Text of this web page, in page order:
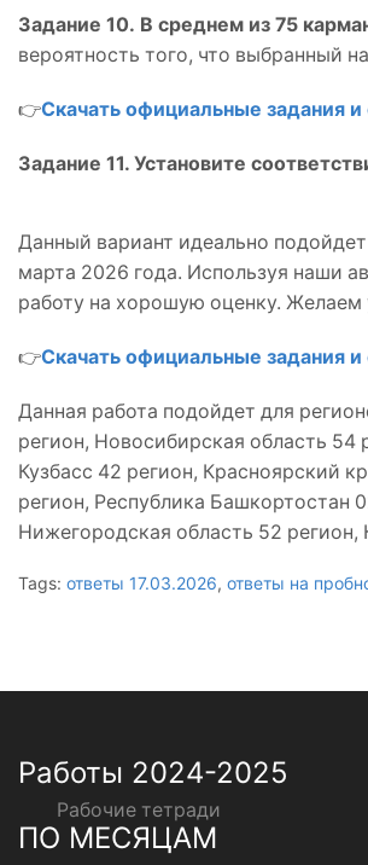
Задание 10. В среднем из 75
вероятность того, что выбранный
👉Скачать официальные задания
Задание 11. Установите
Данный вариант идеально
марта 2026 года. Используя наши
работу на хорошую оценку. Желаем
👉Скачать официальные задания
Данная работа подойдет для
регион, Новосибирская область 54
Кузбасс 42 регион, Красноярский
регион, Республика Башкортостан
Нижегородская область 52
Tags: ответы 17.03.2026, ответы на
Работы 2024-2025
Рабочие тетради
ПО МЕСЯЦАМ